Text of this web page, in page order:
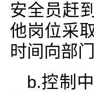
安全员赶
他岗位采
时间向部
b.控制